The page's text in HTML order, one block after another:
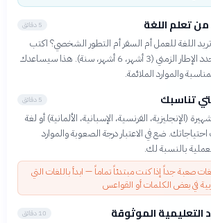
تعلم اللغة 5 دقائق
اللغة للعمل أم السفر أم التطور الشخصي؟ اكتب
هدفك بوضوح وحدد الإطار الزمني (3 أشهر، 6 أشهر، سنة). هذا سيساعدك
والموارد الملائمة.
تناسبك 5 دقائق
(الإنجليزية، الفرنسية، الإسبانية، الألمانية) أو لغة
ضع في الاعتبار درجة الصعوبة والموارد
بالنسبة لك.
صعبة جداً إذا كنت مبتدئاً تماماً — ابدأ باللغات التي
في بعض الكلمات أو القواعس
التعليمية الموثوقة 10 دقائق